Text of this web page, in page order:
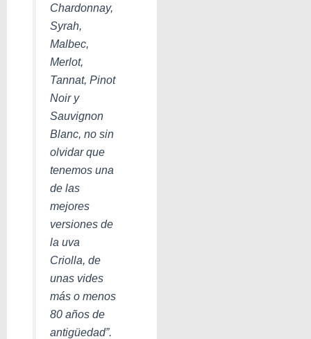
Chardonnay,
Syrah,
Malbec,
Merlot,
Tannat, Pinot
Noir y
Sauvignon
Blanc, no sin
olvidar que
tenemos una
de las
mejores
versiones de
la uva
Criolla, de
unas vides
más o menos
80 años de
antigüedad”.